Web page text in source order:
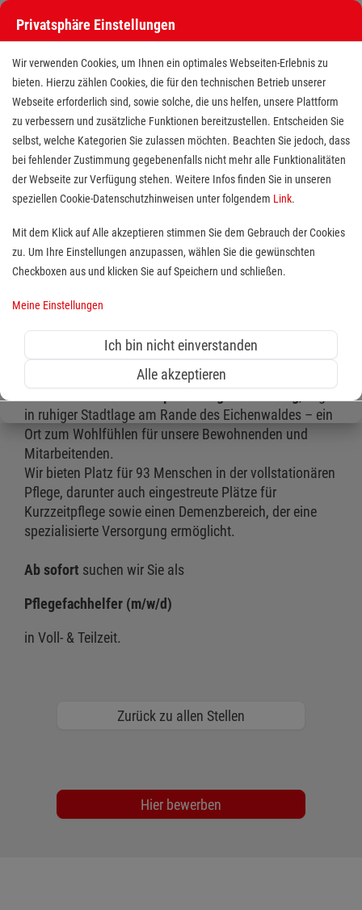
Pflegefachhelfer / Pflegeassistent
(m/w/d) - mit einjähriger
Ausbildung
Ihr berufliches Zuhause wartet
schon auf Sie.
in ruhiger Stadtlage am Rande des Eichenwaldes – ein
Ort zum Wohlfühlen für unsere Bewohnenden und
Mitarbeitenden.
Wir bieten Platz für 93 Menschen in der vollstationären
Pflege, darunter auch eingestreute Plätze für
Kurzzeitpflege sowie einen Demenzbereich, der eine
spezialisierte Versorgung ermöglicht.
Ab sofort suchen wir Sie als
Pflegefachhelfer (m/w/d)
in Voll- & Teilzeit.
Zurück zu allen Stellen
Hier bewerben
Privatsphäre Einstellungen
Wir verwenden Cookies, um Ihnen ein optimales Webseiten-Erlebnis zu
bieten. Hierzu zählen Cookies, die für den technischen Betrieb unserer
Webseite erforderlich sind, sowie solche, die uns helfen, unsere Plattform
zu verbessern und zusätzliche Funktionen bereitzustellen. Entscheiden Sie
selbst, welche Kategorien Sie zulassen möchten. Beachten Sie jedoch, dass
bei fehlender Zustimmung gegebenenfalls nicht mehr alle Funktionalitäten
der Webseite zur Verfügung stehen. Weitere Infos finden Sie in unseren
speziellen Cookie-Datenschutzhinweisen unter folgendem Link.
Mit dem Klick auf Alle akzeptieren stimmen Sie dem Gebrauch der Cookies
zu. Um Ihre Einstellungen anzupassen, wählen Sie die gewünschten
Checkboxen aus und klicken Sie auf Speichern und schließen.
Meine Einstellungen
Ich bin nicht einverstanden
Alle akzeptieren